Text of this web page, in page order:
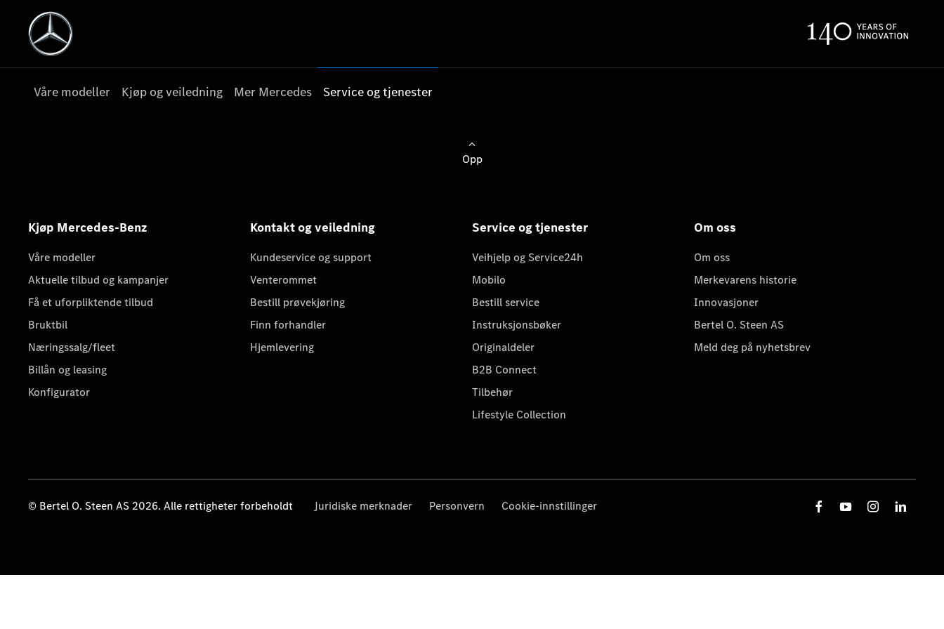
Våre modeller Kjøp og veiledning Mer Mercedes Service og tjenester
Opp
Kjøp Mercedes-Benz
Våre modeller
Aktuelle tilbud og kampanjer
Få et uforpliktende tilbud
Bruktbil
Næringssalg/fleet
Billån og leasing
Konfigurator
Kontakt og veiledning
Kundeservice og support
Venterommet
Bestill prøvekjøring
Finn forhandler
Hjemlevering
Service og tjenester
Veihjelp og Service24h
Mobilo
Bestill service
Instruksjonsbøker
Originaldeler
B2B Connect
Tilbehør
Lifestyle Collection
Om oss
Om oss
Merkevarens historie
Innovasjoner
Bertel O. Steen AS
Meld deg på nyhetsbrev
© Bertel O. Steen AS 2026. Alle rettigheter forbeholdt Juridiske merknader Personvern Cookie-innstillinger